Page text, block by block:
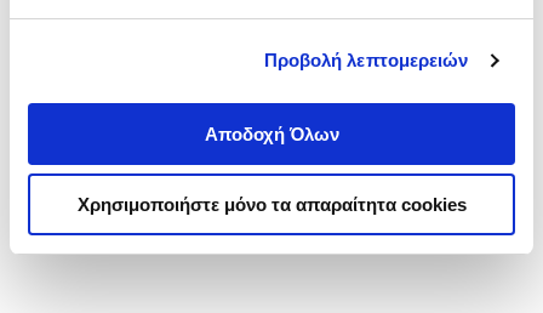
Προβολή λεπτομερειών
Αποδοχή Όλων
Χρησιμοποιήστε μόνο τα απαραίτητα cookies